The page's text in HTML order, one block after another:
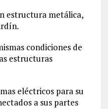
estructura metálica,
condiciones de
estructuras
eléctricos para su
a sus partes